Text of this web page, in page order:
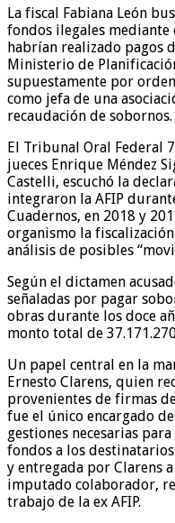
La fiscal Fabiana León
fondos ilegales mediante
habrían realizado pagos
Ministerio de
supuestamente por
como jefa de una
recaudación de sobornos.
El Tribunal Oral Federal
jueces Enrique Méndez
Castelli, escuchó la
integraron la AFIP
Cuadernos, en 2018 y
organismo la
análisis de posibles
Según el dictamen
señaladas por pagar
obras durante los doce
monto total de
Un papel central en la
Ernesto Clarens, quien
provenientes de firmas
fue el único encargado
gestiones necesarias
fondos a los
y entregada por Clarens
imputado colaborador,
trabajo de la ex AFIP.